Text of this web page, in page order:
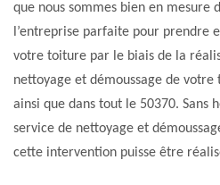
que nous sommes bien en mesure
l’entreprise parfaite pour prendre
votre toiture par le biais de la
nettoyage et démoussage de votre
ainsi que dans tout le 50370. Sans
service de nettoyage et
cette intervention puisse être